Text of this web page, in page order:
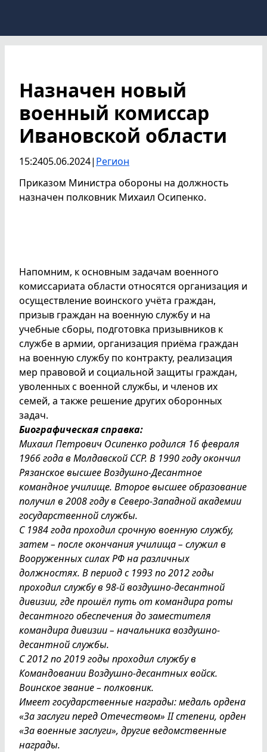
Назначен новый
военный комиссар
Ивановской области
15:2405.06.2024| Регион
Приказом Министра обороны на должность
назначен полковник Михаил Осипенко.
Напомним, к основным задачам военного
комиссариата области относятся организация и
осуществление воинского учёта граждан,
призыв граждан на военную службу и на
учебные сборы, подготовка призывников к
службе в армии, организация приёма граждан
на военную службу по контракту, реализация
мер правовой и социальной защиты граждан,
уволенных с военной службы, и членов их
семей, а также решение других оборонных
задач.
Биографическая справка:
Михаил Петрович Осипенко родился 16 февраля
1966 года в Молдавской ССР. В 1990 году окончил
Рязанское высшее Воздушно-Десантное
командное училище. Второе высшее образование
получил в 2008 году в Северо-Западной академии
государственной службы.
С 1984 года проходил срочную военную службу,
затем – после окончания училища – служил в
Вооруженных силах РФ на различных
должностях. В период с 1993 по 2012 годы
проходил службу в 98-й воздушно-десантной
дивизии, где прошёл путь от командира роты
десантного обеспечения до заместителя
командира дивизии – начальника воздушно-
десантной службы.
С 2012 по 2019 годы проходил службу в
Командовании Воздушно-десантных войск.
Воинское звание – полковник.
Имеет государственные награды: медаль ордена
«За заслуги перед Отечеством» II степени, орден
«За военные заслуги», другие ведомственные
награды.